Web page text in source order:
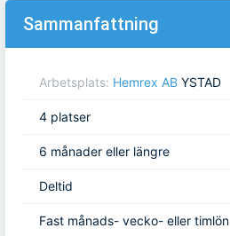
Sammanfattning
Arbetsplats: Hemrex AB YSTAD
4 platser
6 månader eller längre
Deltid
Fast månads- vecko- eller timlön